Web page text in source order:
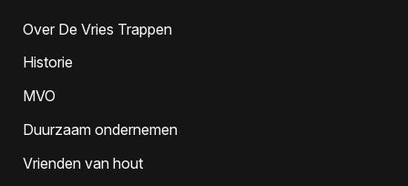
Over De Vries Trappen
Historie
MVO
Duurzaam ondernemen
Vrienden van hout